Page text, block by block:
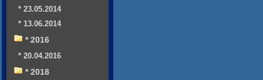
* 23.05.2014
* 13.06.2014
* 2016
* 20.04.2016
* 2018